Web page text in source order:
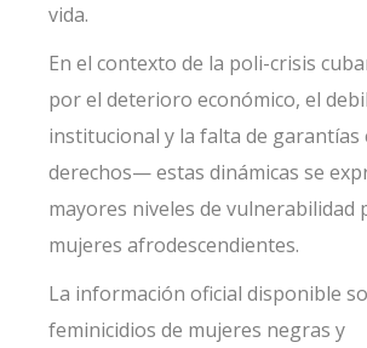
vida.
En el contexto de la poli-crisis
por el deterioro económico, el
institucional y la falta de garantías
derechos— estas dinámicas se
mayores niveles de vulnerabilidad
mujeres afrodescendientes.
La información oficial disponible
feminicidios de mujeres negras y